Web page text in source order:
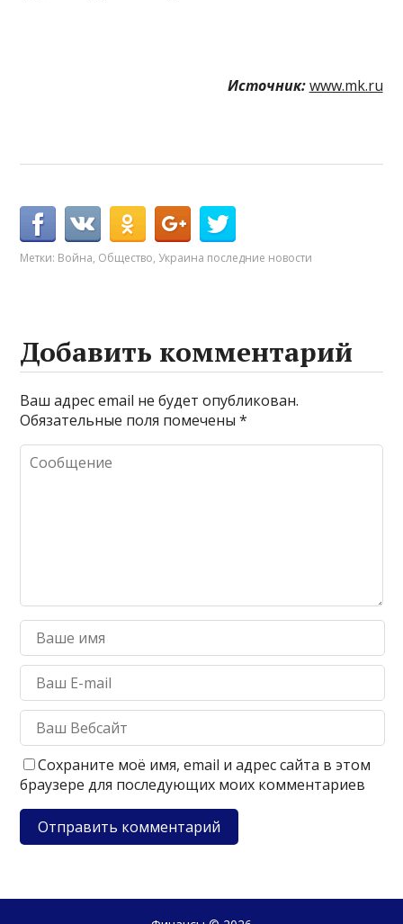
Источник: www.mk.ru
Метки: Война, Общество, Украина последние новости
Добавить комментарий
Ваш адрес email не будет опубликован.
Обязательные поля помечены*
Сохраните моё имя, email и адрес сайта в этом
браузере для последующих моих комментариев